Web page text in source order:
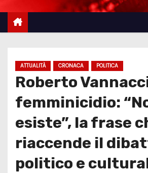
ATTUALITÀ CRONACA POLITICA
Roberto
femminicidio:
esiste”, la frase
riaccende il
politico e